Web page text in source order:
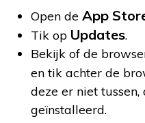
Open de App
Tik op Updates.
Bekijk of de
en tik achter de
deze er niet
geïnstalleerd.